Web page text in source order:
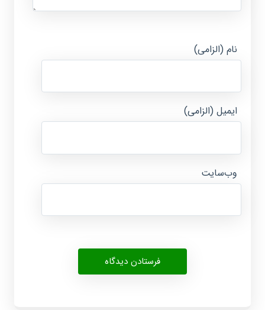
نام (الزامی)
ایمیل (الزامی)
وب‌سایت